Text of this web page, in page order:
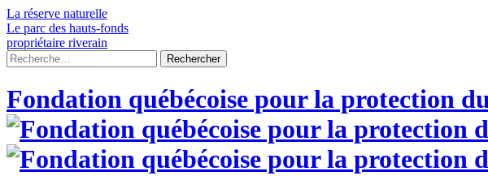
Skip
to
content
La réserve naturelle
Le parc des hauts-fonds
propriétaire riverain
Rechercher :
Fondation québécoise pour la protection